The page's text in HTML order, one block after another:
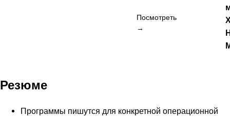
Посмотреть
→
Резюме
Программы пишутся для конкретной операционной